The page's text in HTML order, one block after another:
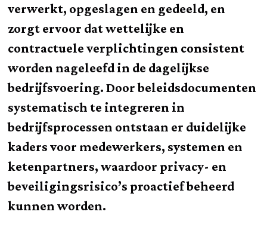
verwerkt, opgeslagen en gedeeld, en
zorgt ervoor dat wettelijke en
contractuele verplichtingen consistent
worden nageleefd in de dagelijkse
bedrijfsvoering. Door beleidsdocumenten
systematisch te integreren in
bedrijfsprocessen ontstaan er duidelijke
kaders voor medewerkers, systemen en
ketenpartners, waardoor privacy- en
beveiligingsrisico’s proactief beheerd
kunnen worden.